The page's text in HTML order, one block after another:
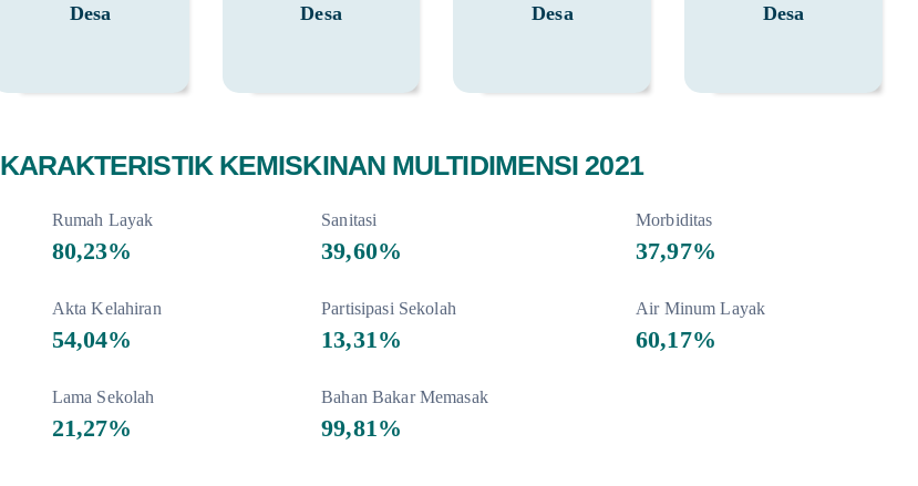
Desa
Desa
Desa
Desa
KARAKTERISTIK KEMISKINAN MULTIDIMENSI 2021
Rumah Layak
80,23%
Akta Kelahiran
54,04%
Lama Sekolah
21,27%
Sanitasi
39,60%
Partisipasi Sekolah
13,31%
Bahan Bakar Memasak
99,81%
Morbiditas
37,97%
Air Minum Layak
60,17%